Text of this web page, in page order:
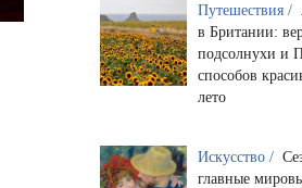
Путешествия /
в Британии:
подсолнухи и
способов
лето
Искусство /
главные